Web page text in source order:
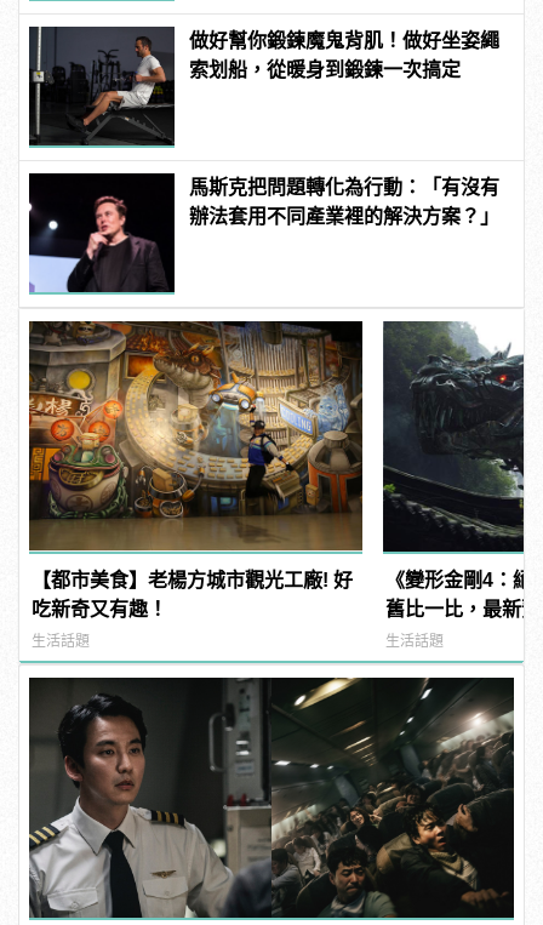
做好幫你鍛鍊魔鬼背肌！做好坐姿繩
索划船，從暖身到鍛鍊一次搞定
馬斯克把問題轉化為行動：「有沒有
辦法套用不同產業裡的解決方案？」
【都市美食】老楊方城市觀光工廠! 好
吃新奇又有趣！
生活話題
《變形金剛4：
舊比一比，最新
生活話題